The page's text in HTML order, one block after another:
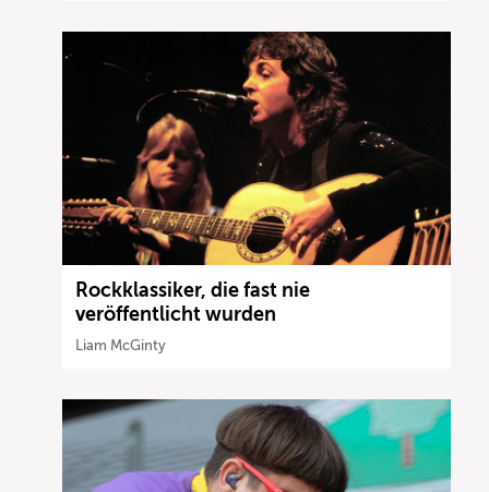
Rockklassiker, die fast nie
veröffentlicht wurden
Liam McGinty